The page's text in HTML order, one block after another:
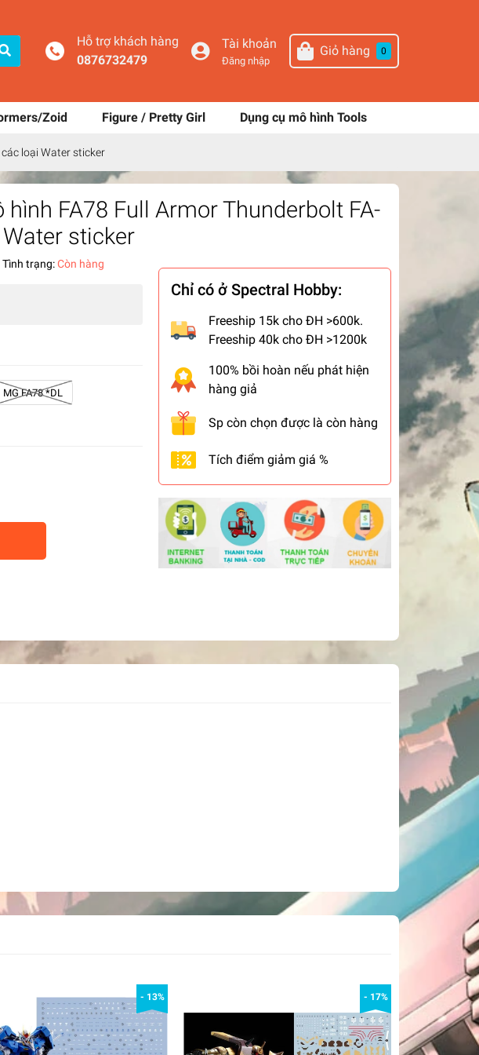
Hỗ trợ khách hàng
0876732479
Tài khoản
Đăng nhập
Giỏ hàng 0
Zoid Figure / Pretty Girl Dụng cụ mô hình Tools
loại Water sticker
FA78 Full Armor Thunderbolt FA-
sticker
Tình trạng:Còn hàng
MG FA78 *DL
Chỉ có ở Spectral Hobby:
Freeship 15k cho ĐH >600k.
Freeship 40k cho ĐH >1200k
100% bồi hoàn nếu phát hiện
hàng giả
Sp còn chọn được là còn hàng
Tích điểm giảm giá %
- 13% - 17%